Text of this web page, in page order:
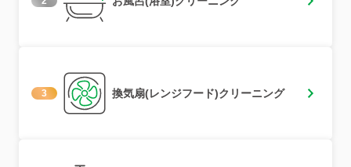
3 換気扇(レンジフード)クリーニング